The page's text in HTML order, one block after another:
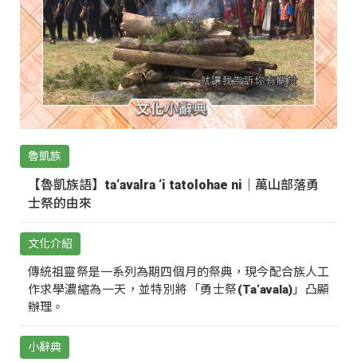
魯凱族
【魯凱族語】ta‘avalra ‘i tatolohae ni｜萬山部落勇
士祭的由來
文化介紹
傳統祖靈祭是一系列為期四個月的祭典，現今配合族人工
作求學濃縮為一天，並特別將「勇士祭(Ta‘avala)」凸顯
辦理。
小辭典